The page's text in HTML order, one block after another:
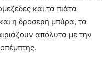
και τα πιάτα
η δροσερή μπύρα, τα
απόλυτα με την